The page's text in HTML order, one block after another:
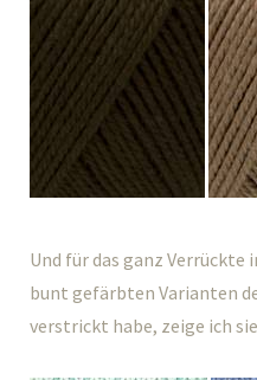
Und für das ganz Verrückte
bunt gefärbten Varianten
verstrickt habe, zeige ich